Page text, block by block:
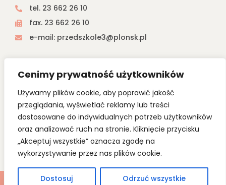
Cenimy prywatność użytkowników
Używamy plików cookie, aby poprawić jakość
przeglądania, wyświetlać reklamy lub treści
dostosowane do indywidualnych potrzeb użytkowników
oraz analizować ruch na stronie. Kliknięcie przycisku
„Akceptuj wszystkie” oznacza zgodę na
wykorzystywanie przez nas plików cookie.
Dostosuj Odrzuć wszystkie
tel. 23 662 26 10
fax. 23 662 26 10
e-mail: przedszkole3@plonsk.pl
Przedszkole nr 3 w Płońsku jest właśnie takim miejscem, w
pamięć o nim jest wciąż żywa.
Wszyscy pracują wspólnie dla dobra najmniejszych, których
poczucie bezpieczeństwa, radość w oczach i chęć
przebywania z nami stają się priorytetami w naszej pracy.
SPRAWDŹ OFERTĘ